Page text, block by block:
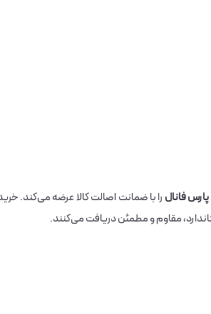
پارس فانال را با ضمانت اصالت کالا عرضه می‌کند.